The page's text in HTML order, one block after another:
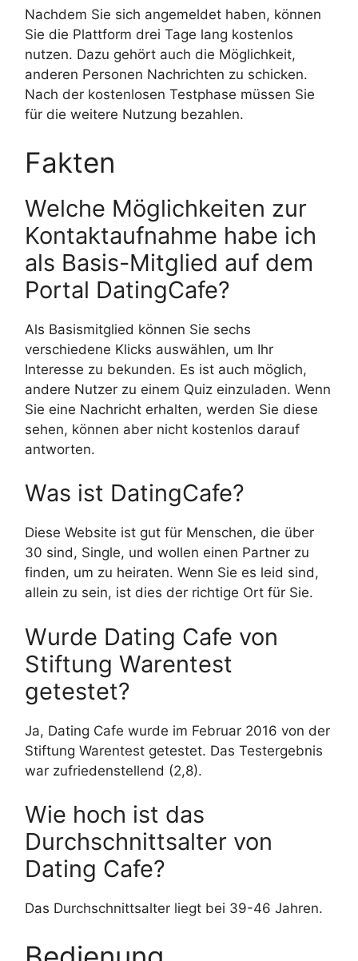
Nachdem Sie sich angemeldet haben, können
Sie die Plattform drei Tage lang kostenlos
nutzen. Dazu gehört auch die Möglichkeit,
anderen Personen Nachrichten zu schicken.
Nach der kostenlosen Testphase müssen Sie
für die weitere Nutzung bezahlen.
Fakten
Welche Möglichkeiten zur
Kontaktaufnahme habe ich
als Basis-Mitglied auf dem
Portal DatingCafe?
Als Basismitglied können Sie sechs
verschiedene Klicks auswählen, um Ihr
Interesse zu bekunden. Es ist auch möglich,
andere Nutzer zu einem Quiz einzuladen. Wenn
Sie eine Nachricht erhalten, werden Sie diese
sehen, können aber nicht kostenlos darauf
antworten.
Was ist DatingCafe?
Diese Website ist gut für Menschen, die über
30 sind, Single, und wollen einen Partner zu
finden, um zu heiraten. Wenn Sie es leid sind,
allein zu sein, ist dies der richtige Ort für Sie.
Wurde Dating Cafe von
Stiftung Warentest
getestet?
Ja, Dating Cafe wurde im Februar 2016 von der
Stiftung Warentest getestet. Das Testergebnis
war zufriedenstellend (2,8).
Wie hoch ist das
Durchschnittsalter von
Dating Cafe?
Das Durchschnittsalter liegt bei 39-46 Jahren.